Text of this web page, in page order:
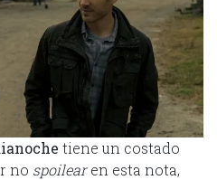
tiene un costado
no spoilearen esta nota,